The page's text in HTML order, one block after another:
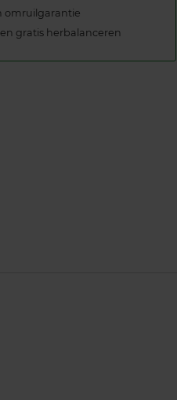
omruilgarantie
gratis herbalanceren